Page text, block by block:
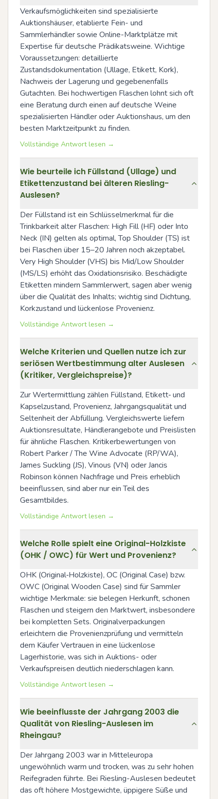
Verkaufsmöglichkeiten sind spezialisierte
Auktionshäuser, etablierte Fein- und
Sammlerhändler sowie Online-Marktplätze mit
Expertise für deutsche Prädikatsweine. Wichtige
Voraussetzungen: detaillierte
Zustandsdokumentation (Ullage, Etikett, Kork),
Nachweis der Lagerung und gegebenenfalls
Gutachten. Bei hochwertigen Flaschen lohnt sich oft
eine Beratung durch einen auf deutsche Weine
spezialisierten Händler oder Auktionshaus, um den
besten Marktzeitpunkt zu finden.
Vollständige Antwort lesen →
Wie beurteile ich Füllstand (Ullage) und
Etikettenzustand bei älteren Riesling-
Auslesen?
Der Füllstand ist ein Schlüsselmerkmal für die
Trinkbarkeit alter Flaschen: High Fill (HF) oder Into
Neck (IN) gelten als optimal, Top Shoulder (TS) ist
bei Flaschen über 15–20 Jahren noch akzeptabel.
Very High Shoulder (VHS) bis Mid/Low Shoulder
(MS/LS) erhöht das Oxidationsrisiko. Beschädigte
Etiketten mindern Sammlerwert, sagen aber wenig
über die Qualität des Inhalts; wichtig sind Dichtung,
Korkzustand und lückenlose Provenienz.
Vollständige Antwort lesen →
Welche Kriterien und Quellen nutze ich zur
seriösen Wertbestimmung alter Auslesen
(Kritiker, Vergleichspreise)?
Zur Wertermittlung zählen Füllstand, Etikett‑ und
Kapselzustand, Provenienz, Jahrgangsqualität und
Seltenheit der Abfüllung. Vergleichswerte liefern
Auktionsresultate, Händlerangebote und Preislisten
für ähnliche Flaschen. Kritikerbewertungen von
Robert Parker / The Wine Advocate (RP/WA),
James Suckling (JS), Vinous (VN) oder Jancis
Robinson können Nachfrage und Preis erheblich
beeinflussen, sind aber nur ein Teil des
Gesamtbildes.
Vollständige Antwort lesen →
Welche Rolle spielt eine Original-Holzkiste
(OHK / OWC) für Wert und Provenienz?
OHK (Original‑Holzkiste), OC (Original Case) bzw.
OWC (Original Wooden Case) sind für Sammler
wichtige Merkmale: sie belegen Herkunft, schonen
Flaschen und steigern den Marktwert, insbesondere
bei kompletten Sets. Originalverpackungen
erleichtern die Provenienzprüfung und vermitteln
dem Käufer Vertrauen in eine lückenlose
Lagerhistorie, was sich in Auktions- oder
Verkaufspreisen deutlich niederschlagen kann.
Vollständige Antwort lesen →
Wie beeinflusste der Jahrgang 2003 die
Qualität von Riesling-Auslesen im
Rheingau?
Der Jahrgang 2003 war in Mitteleuropa
ungewöhnlich warm und trocken, was zu sehr hohen
Reifegraden führte. Bei Riesling-Auslesen bedeutet
das oft höhere Mostgewichte, üppigere Süße und